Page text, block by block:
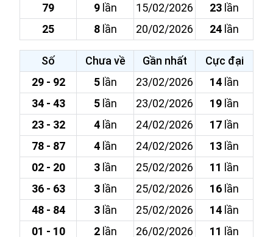
79
9lần 15/02/2026 23 lần
25
8lần 20/02/2026 24 lần
Số Chưa về Gần nhất
Cực đại
29 - 92
5lần 23/02/2026 14 lần
34 - 43
5lần 23/02/2026 19 lần
23 - 32
4lần 24/02/2026 17 lần
78 - 87
4lần 24/02/2026 13 lần
02 - 20
3lần 25/02/2026 11 lần
36 - 63
3lần 25/02/2026 16 lần
48 - 84
3lần 25/02/2026 14 lần
01 - 10
2lần 26/02/2026 11 lần